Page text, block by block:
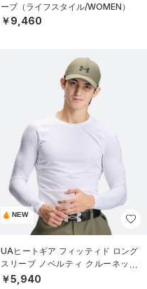
ーブ（ライフスタイル/WOMEN）
￥9,460
NEW
UAヒートギア フィッティド ロング
スリーブ ノベルティ クルーネック
シャツ（ゴルフ/MEN）
￥5,940